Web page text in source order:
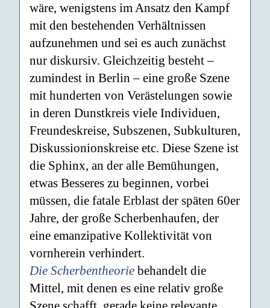
wäre, wenigstens im Ansatz den Kampf
mit den bestehenden Verhältnissen
aufzunehmen und sei es auch zunächst
nur diskursiv. Gleichzeitig besteht –
zumindest in Berlin – eine große Szene
mit hunderten von Verästelungen sowie
in deren Dunstkreis viele Individuen,
Freundeskreise, Subszenen, Subkulturen,
Diskussionionskreise etc. Diese Szene ist
die Sphinx, an der alle Bemühungen,
etwas Besseres zu beginnen, vorbei
müssen, die fatale Erblast der späten 60er
Jahre, der große Scherbenhaufen, der
eine emanzipative Kollektivität von
vornherein verhindert.
Die Scherbentheorie behandelt die
Mittel, mit denen es eine relativ große